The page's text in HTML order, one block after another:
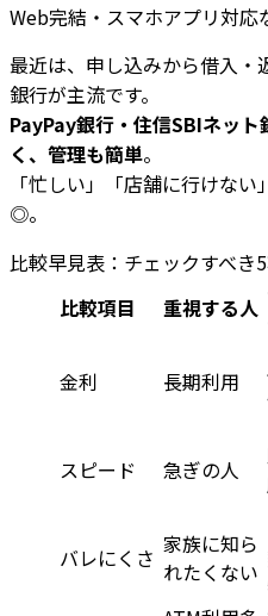
Web完結・スマホアプリ対応
最近は、申し込みから借入・
銀行が主流です。
PayPay銀行・住信SBIネッ
く、管理も簡単。
「忙しい」「店舗に行けな
◎。
比較早見表：チェックすべき
比較項目
重視する人
金利 長期利用
スピード 急ぎの人
バレにくさ 家族に知ら
れたくない